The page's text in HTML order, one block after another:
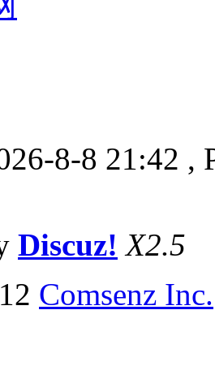
8-8 21:42 ,
Discuz! X2.5
Comsenz Inc.